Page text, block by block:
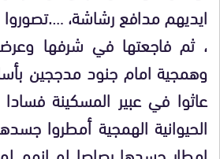
ايديهم مدافع رشاشة،
، ثم فاجعتها في شرفها
وهمجية امام جنود مدججين
عاثوا في عبير المسكينة
الحيوانية الهمجية أمطروا